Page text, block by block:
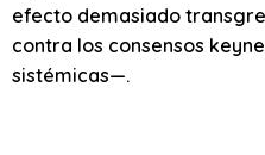
efecto demasiado
contra los consensos
sistémicas—.